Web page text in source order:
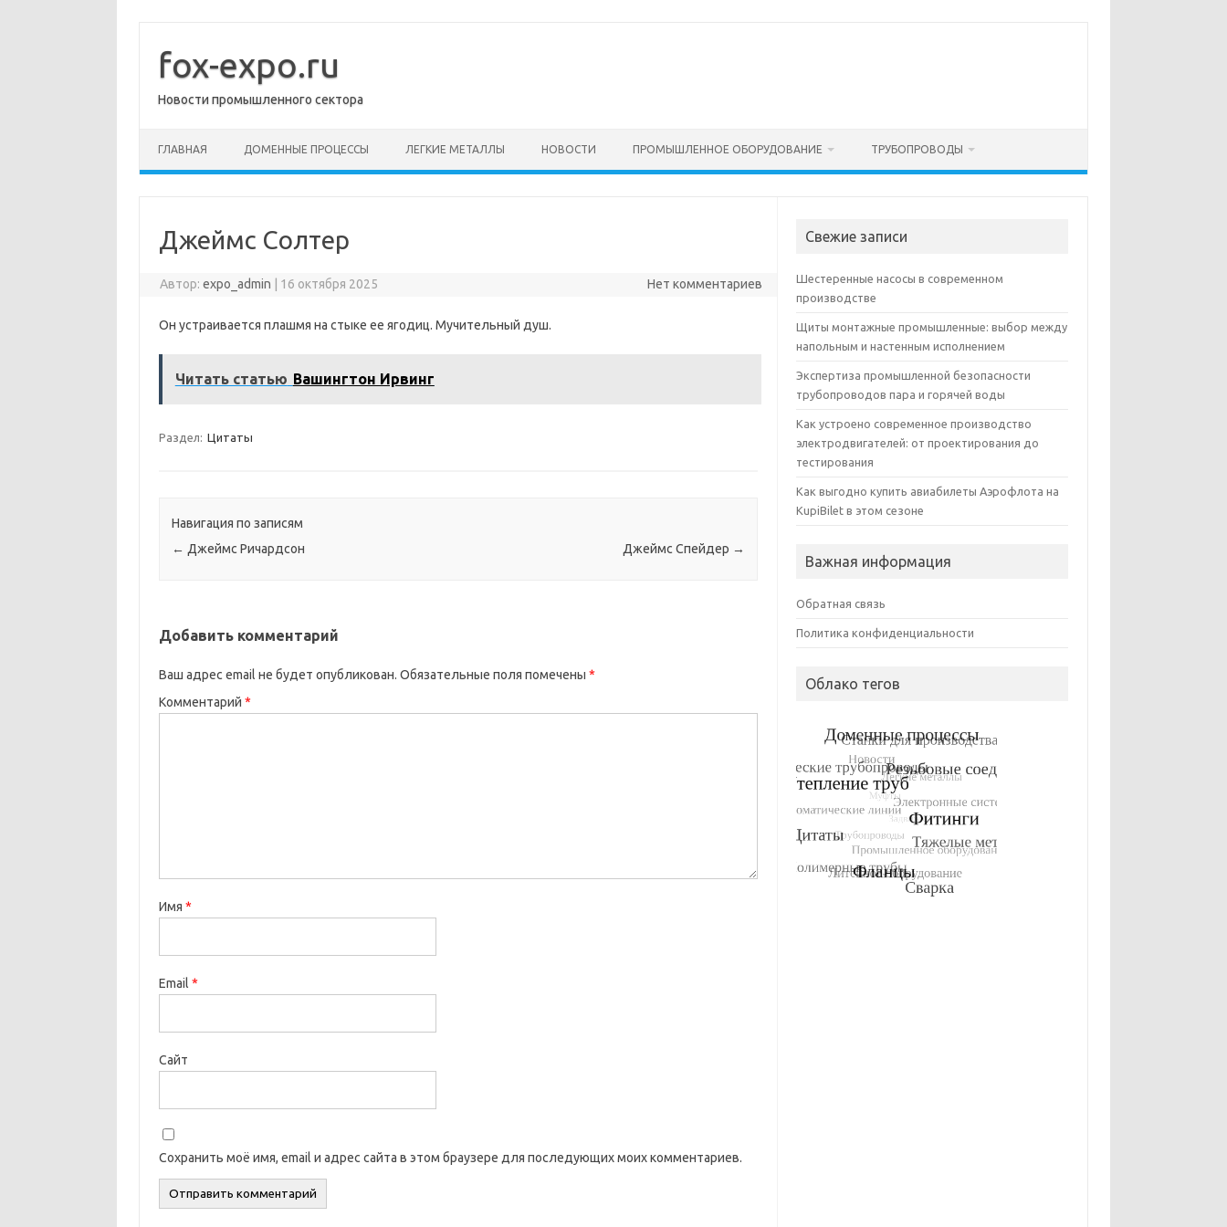
содержимому
fox-expo.ru
Новости промышленного сектора
ГЛАВНАЯ ДОМЕННЫЕ ПРОЦЕССЫ ЛЕГКИЕ МЕТАЛЛЫ НОВОСТИ ПРОМЫШЛЕННОЕ ОБОРУДОВАНИЕ ТРУБОПРОВОДЫ
Джеймс Солтер
Автор:expo_admin 16 октября 2025 Нет комментариев
Он устраивается плашмя на стыке ее ягодиц. Мучительный душ.
Читать статью Вашингтон Ирвинг
Раздел: Цитаты
Навигация по записям
← Джеймс Ричардсон Джеймс Спейдер →
Добавить комментарий
Ваш адрес email не будет опубликован. Обязательные поля помечены *
Комментарий *
Имя *
Email *
Сайт
Сохранить моё имя, email и адрес сайта в этом браузере для последующих моих комментариев.
Свежие записи
Шестеренные насосы в современном
производстве
Щиты монтажные промышленные: выбор между
напольным и настенным исполнением
Экспертиза промышленной безопасности
трубопроводов пара и горячей воды
Как устроено современное производство
электродвигателей: от проектирования до
тестирования
Как выгодно купить авиабилеты Аэрофлота на
KupiBilet в этом сезоне
Важная информация
Обратная связь
Политика конфиденциальности
Облако тегов